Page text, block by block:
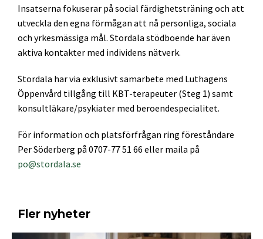
Insatserna fokuserar på social färdighetsträning och att
utveckla den egna förmågan att nå personliga, sociala
och yrkesmässiga mål. Stordala stödboende har även
aktiva kontakter med individens nätverk.
Stordala har via exklusivt samarbete med Luthagens
Öppenvård tillgång till KBT-terapeuter (Steg 1) samt
konsultläkare/psykiater med beroendespecialitet.
För information och platsförfrågan ring föreståndare
Per Söderberg på 0707-77 51 66 eller maila på
po@stordala.se
Fler nyheter